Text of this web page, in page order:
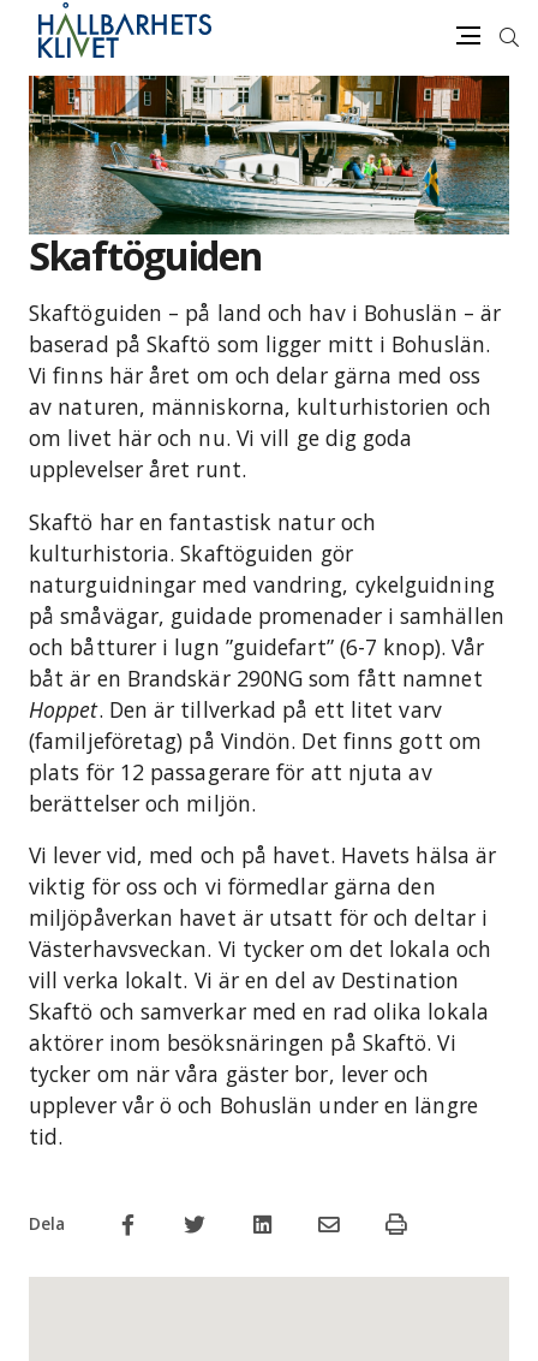
vidare
innehåll
Sök
Skaftöguiden
Skaftöguiden – på land och hav i Bohuslän – är
baserad på Skaftö som ligger mitt i Bohuslän.
Vi finns här året om och delar gärna med oss
av naturen, människorna, kulturhistorien och
om livet här och nu. Vi vill ge dig goda
upplevelser året runt.
Skaftö har en fantastisk natur och
kulturhistoria. Skaftöguiden gör
naturguidningar med vandring, cykelguidning
på småvägar, guidade promenader i samhällen
och båtturer i lugn ”guidefart” (6-7 knop). Vår
båt är en Brandskär 290NG som fått namnet
Hoppet. Den är tillverkad på ett litet varv
(familjeföretag) på Vindön. Det finns gott om
plats för 12 passagerare för att njuta av
berättelser och miljön.
Vi lever vid, med och på havet. Havets hälsa är
viktig för oss och vi förmedlar gärna den
miljöpåverkan havet är utsatt för och deltar i
Västerhavsveckan. Vi tycker om det lokala och
vill verka lokalt. Vi är en del av Destination
Skaftö och samverkar med en rad olika lokala
aktörer inom besöksnäringen på Skaftö. Vi
tycker om när våra gäster bor, lever och
upplever vår ö och Bohuslän under en längre
tid.
Dela